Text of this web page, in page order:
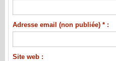
Adresse email (non publiée) * :
Site web :